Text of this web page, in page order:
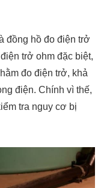
đồng hồ đo điện trở
trở ohm đặc biệt,
đo điện trở, khả
điện. Chính vì thế,
tra nguy cơ bị